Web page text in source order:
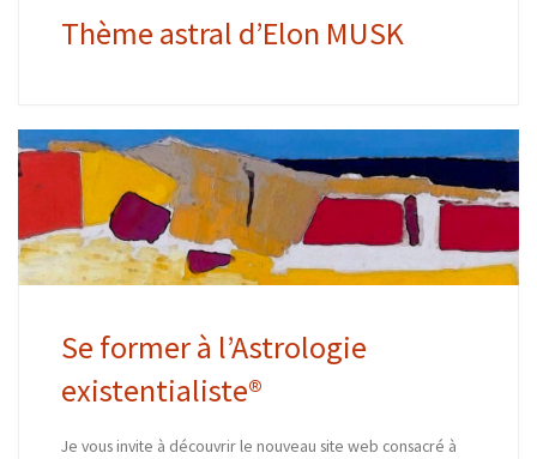
Thème astral d’Elon MUSK
Se former à l’Astrologie
existentialiste®
Je vous invite à découvrir le nouveau site web consacré à